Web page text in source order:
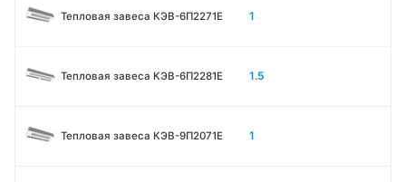
Тепловая завеса КЭВ-6П2271E 1
Тепловая завеса КЭВ-6П2281E 1.5
Тепловая завеса КЭВ-9П2071E 1